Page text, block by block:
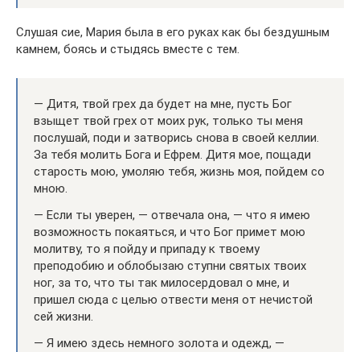
Слушая сие, Мария была в его руках как бы бездушным
камнем, боясь и стыдясь вместе с тем.
— Дитя, твой грех да будет на мне, пусть Бог
взыщет твой грех от моих рук, только ты меня
послушай, поди и затворись снова в своей келлии.
За тебя молить Бога и Ефрем. Дитя мое, пощади
старость мою, умоляю тебя, жизнь моя, пойдем со
мною.
— Если ты уверен, — отвечала она, — что я имею
возможность покаяться, и что Бог примет мою
молитву, то я пойду и припаду к твоему
преподобию и облобызаю ступни святых твоих
ног, за то, что ты так милосердовал о мне, и
пришел сюда с целью отвести меня от нечистой
сей жизни.
— Я имею здесь немного золота и одежд, —